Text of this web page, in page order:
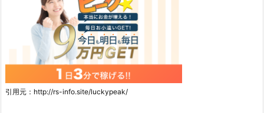
引用元：http://rs-info.site/luckypeak/